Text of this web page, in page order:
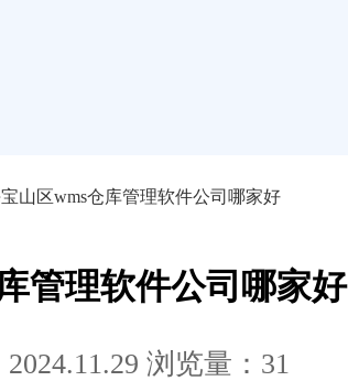
宝山区wms仓库管理软件公司哪家好
管理软件公司哪家好
浏览量：31